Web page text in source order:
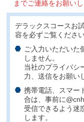
までご連絡をお願いし
デラックスコースお
容を必ずご覧ください
ご入力いただいた
しません。
当社のプライバシ
力、送信をお願い
携帯電話、スマー
合は、事前に
受信できるよう迷
します。